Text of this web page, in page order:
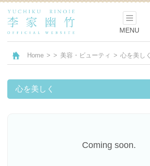
MENU
Home > > 美容・ビューティ > 心を美しく
心を美しく
Coming soon.